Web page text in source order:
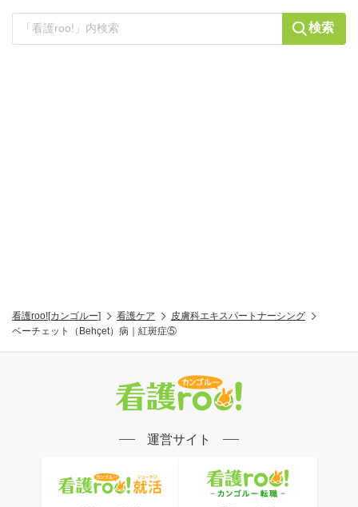
検索
看護roo![カンゴルー] 看護ケア
皮膚科エキスパートナーシング
ベーチェット（Behçet）病｜紅斑症⑤
運営サイト